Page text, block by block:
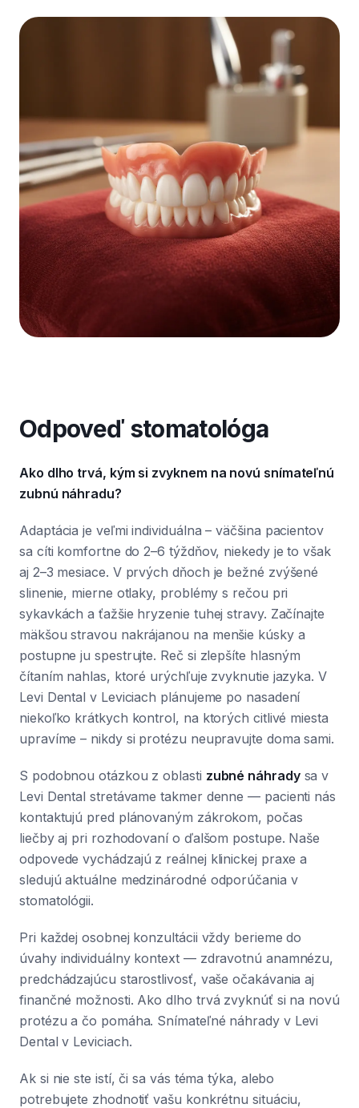
Odpoveď stomatológa
Ako dlho trvá, kým si zvyknem na novú snímateľnú
zubnú náhradu?
Adaptácia je veľmi individuálna – väčšina pacientov
sa cíti komfortne do 2–6 týždňov, niekedy je to však
aj 2–3 mesiace. V prvých dňoch je bežné zvýšené
slinenie, mierne otlaky, problémy s rečou pri
sykavkách a ťažšie hryzenie tuhej stravy. Začínajte
mäkšou stravou nakrájanou na menšie kúsky a
postupne ju spestrujte. Reč si zlepšíte hlasným
čítaním nahlas, ktoré urýchľuje zvyknutie jazyka. V
Levi Dental v Leviciach plánujeme po nasadení
niekoľko krátkych kontrol, na ktorých citlivé miesta
upravíme – nikdy si protézu neupravujte doma sami.
S podobnou otázkou z oblasti zubné náhradysa v
Levi Dental stretávame takmer denne — pacienti nás
kontaktujú pred plánovaným zákrokom, počas
liečby aj pri rozhodovaní o ďalšom postupe. Naše
odpovede vychádzajú z reálnej klinickej praxe a
sledujú aktuálne medzinárodné odporúčania v
stomatológii.
Pri každej osobnej konzultácii vždy berieme do
úvahy individuálny kontext — zdravotnú anamnézu,
predchádzajúcu starostlivosť, vaše očakávania aj
finančné možnosti. Ako dlho trvá zvyknúť si na novú
protézu a čo pomáha. Snímateľné náhrady v Levi
Dental v Leviciach.
Ak si nie ste istí, či sa vás téma týka, alebo
potrebujete zhodnotiť vašu konkrétnu situáciu,